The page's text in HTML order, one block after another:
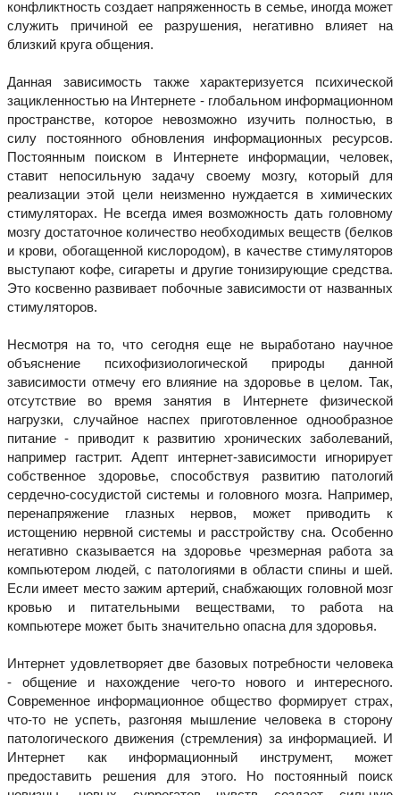
конфликтность создает напряженность в семье, иногда может
служить причиной ее разрушения, негативно влияет на
близкий круга общения.
Данная зависимость также характеризуется психической
зацикленностью на Интернете - глобальном информационном
пространстве, которое невозможно изучить полностью, в
силу постоянного обновления информационных ресурсов.
Постоянным поиском в Интернете информации, человек,
ставит непосильную задачу своему мозгу, который для
реализации этой цели неизменно нуждается в химических
стимуляторах. Не всегда имея возможность дать головному
мозгу достаточное количество необходимых веществ (белков
и крови, обогащенной кислородом), в качестве стимуляторов
выступают кофе, сигареты и другие тонизирующие средства.
Это косвенно развивает побочные зависимости от названных
стимуляторов.
Несмотря на то, что сегодня еще не выработано научное
объяснение психофизиологической природы данной
зависимости отмечу его влияние на здоровье в целом. Так,
отсутствие во время занятия в Интернете физической
нагрузки, случайное наспех приготовленное однообразное
питание - приводит к развитию хронических заболеваний,
например гастрит. Адепт интернет-зависимости игнорирует
собственное здоровье, способствуя развитию патологий
сердечно-сосудистой системы и головного мозга. Например,
перенапряжение глазных нервов, может приводить к
истощению нервной системы и расстройству сна. Особенно
негативно сказывается на здоровье чрезмерная работа за
компьютером людей, с патологиями в области спины и шей.
Если имеет место зажим артерий, снабжающих головной мозг
кровью и питательными веществами, то работа на
компьютере может быть значительно опасна для здоровья.
Интернет удовлетворяет две базовых потребности человека
- общение и нахождение чего-то нового и интересного.
Современное информационное общество формирует страх,
что-то не успеть, разгоняя мышление человека в сторону
патологического движения (стремления) за информацией. И
Интернет как информационный инструмент, может
предоставить решения для этого. Но постоянный поиск